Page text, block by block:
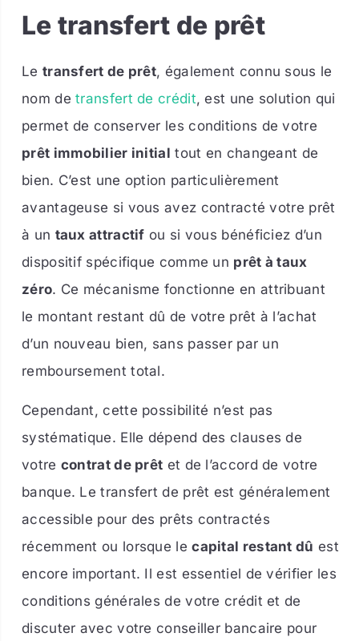
Le transfert de prêt
Le transfert de prêt, également connu sous le
nom detransfert de crédit, est une solution qui
permet de conserver les conditions de votre
prêt immobilier initial tout en changeant de
bien. C’est une option particulièrement
avantageuse si vous avez contracté votre prêt
à un taux attractif ou si vous bénéficiez d’un
dispositif spécifique comme un prêt à taux
zéro. Ce mécanisme fonctionne en attribuant
le montant restant dû de votre prêt à l’achat
d’un nouveau bien, sans passer par un
remboursement total.
Cependant, cette possibilité n’est pas
systématique. Elle dépend des clauses de
votre contrat de prêt et de l’accord de votre
banque. Le transfert de prêt est généralement
accessible pour des prêts contractés
récemment ou lorsque lecapital restant dû est
encore important. Il est essentiel de vérifier les
conditions générales de votre crédit et de
discuter avec votre conseiller bancaire pour